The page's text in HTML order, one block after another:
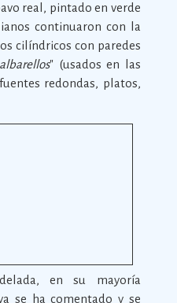
real, pintado en verde
continuaron con la
cilíndricos con paredes
albarellos" (usados en las
redondas, platos,
en su mayoría
se ha comentado y se